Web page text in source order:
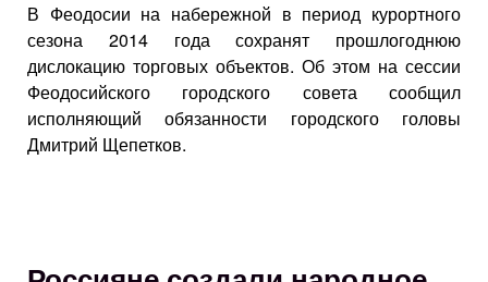
В Феодосии на набережной в период курортного
сезона 2014 года сохранят прошлогоднюю
дислокацию торговых объектов. Об этом на сессии
Феодосийского городского совета сообщил
исполняющий обязанности городского головы
Дмитрий Щепетков.